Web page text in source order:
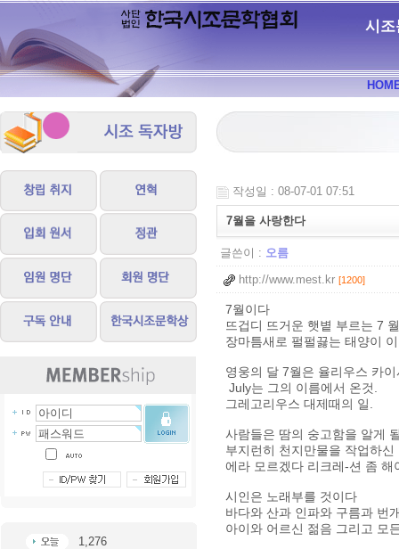
시조
1,276
작성일 : 08-07-01 07:51
7월을 사랑한다
글쓴이 : 오름
http://www.mest.kr [1200]
7월이다
뜨겁디 뜨거운 햇볕 부르는 7
장마틈새로 펄펄끓는 태양이
영웅의 달 7월은 율리우스 카
July는 그의 이름에서 온것.
그레고리우스 대제때의 일.
사람들은 땀의 숭고함을 알게
부지런히 천지만물을 작업하
에라 모르겠다 리크레-션 좀
시인은 노래부를 것이다
바다와 산과 인파와 구름과 번
아이와 어르신 젊음 그리고 모